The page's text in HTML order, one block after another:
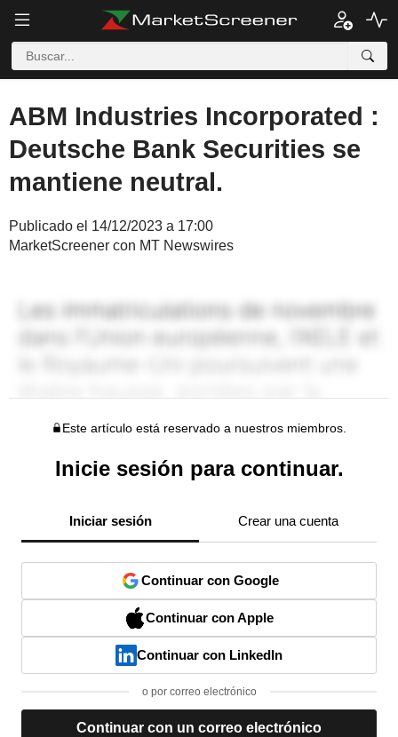
ABM Industries Incorporated :
Deutsche Bank Securities se
mantiene neutral.
Publicado el 14/12/2023 a 17:00
MarketScreener con MT Newswires
Este artículo está reservado a nuestros miembros.
Inicie sesión para continuar.
Iniciar sesión Crear una cuenta
Continuar con Google
Continuar con Apple
Continuar con LinkedIn
o por correo electrónico
Continuar con un correo electrónico